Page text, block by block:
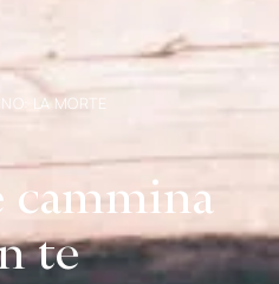
LA MORTE
cammina
te